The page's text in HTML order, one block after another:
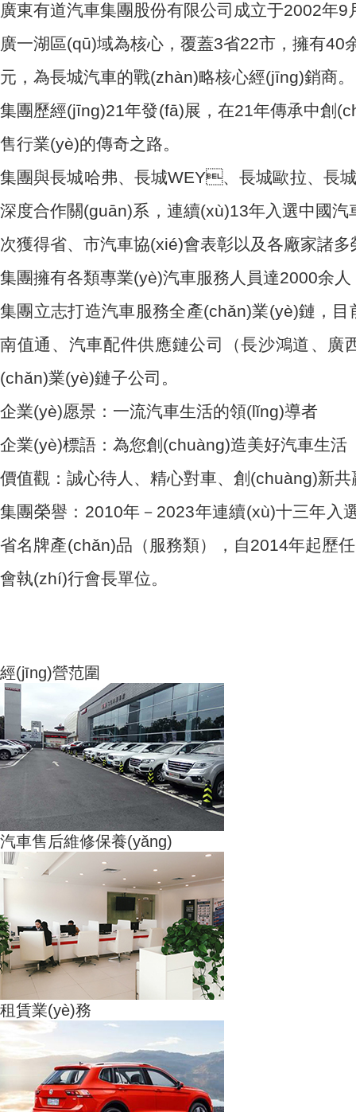
廣東有道汽車集團股份有限公司成立于2002年9
廣一湖區(qū)域為核心，覆蓋3省22市，擁有40
元，為長城汽車的戰(zhàn)略核心經(jīng)銷商。
集團歷經(jīng)21年發(fā)展，在21年傳承中創
售行業(yè)的傳奇之路。
集團與長城哈弗、長城WEY、長城歐拉、長城
深度合作關(guān)系，連續(xù)13年入選中國汽
次獲得省、市汽車協(xié)會表彰以及各廠家諸多榮
集團擁有各類專業(yè)汽車服務人員達2000余人，
集團立志打造汽車服務全產(chǎn)業(yè)鏈，目前擁
南值通、汽車配件供應鏈公司（長沙鴻道
(chǎn)業(yè)鏈子公司。
企業(yè)愿景：一流汽車生活的領(lǐng)導者
企業(yè)標語：為您創(chuàng)造美好汽車生活
價值觀：誠心待人、精心對車、創(chuàng)新共
集團榮譽：2010年－2023年連續(xù)十三年入
省名牌產(chǎn)品（服務類），自2014年起歷
會執(zhí)行會長單位。
經(jīng)營范圍
汽車售后維修保養(yǎng)
租賃業(yè)務